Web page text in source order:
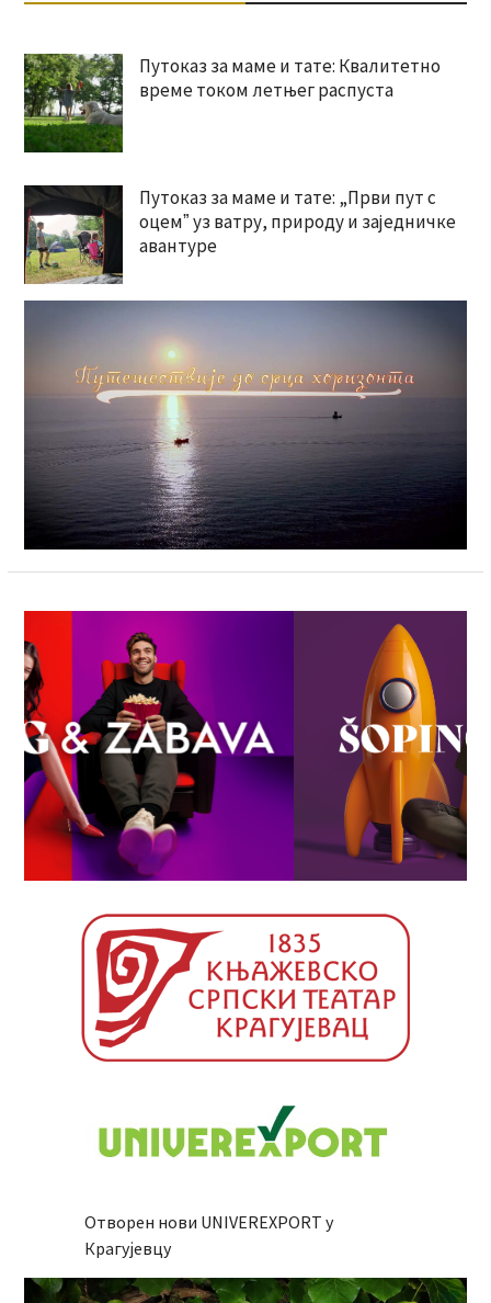
Путоказ за маме и тате: Квалитетно
време током летњег распуста
Путоказ за маме и тате: „Први пут с
оцемˮ уз ватру, природу и заједничке
авантуре
Отворен нови UNIVEREXPORT у
Крагујевцу